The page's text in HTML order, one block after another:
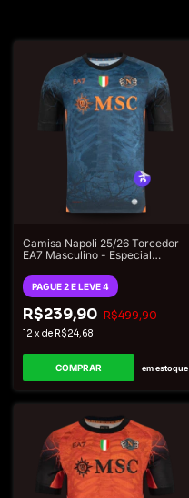
Camisa Napoli 25/26 Torcedor
EA7 Masculino - Especial
PAGUE 2 E LEVE 4
R$239,90 R$499,90
12 xde R$24,68
COMPRAR em estoque